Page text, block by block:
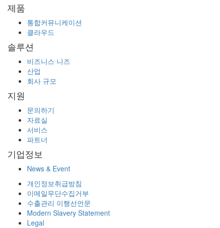
제품
통합커뮤니케이션
클라우드
솔루션
비즈니스 니즈
산업
회사 규모
지원
문의하기
자료실
서비스
파트너
기업정보
News & Event
개인정보취급방침
이메일무단수집거부
수출관리 이행선언문
Modern Slavery Statement
Legal